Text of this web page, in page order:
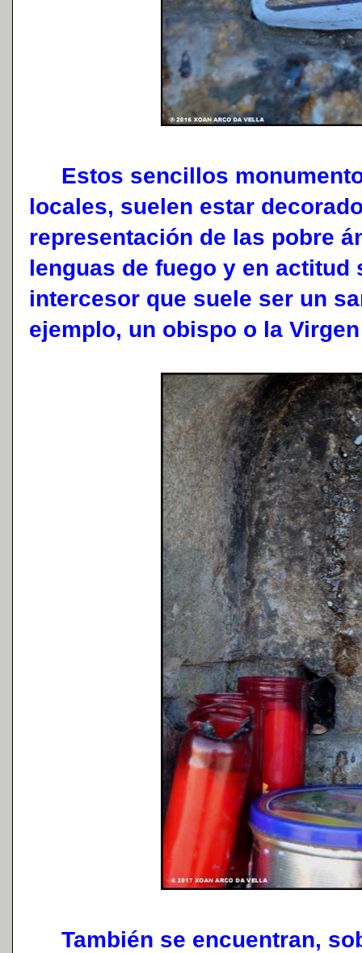
Estos sencillos
locales, suelen estar
representación de las pobre
lenguas de fuego y en actitud
intercesor que suele ser un
ejemplo, un obispo o la
También se encuentran,